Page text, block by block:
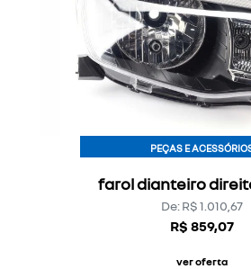
farol dianteiro
PEÇAS E
De: R$ 1.010,67
R$ 859,07
ver oferta